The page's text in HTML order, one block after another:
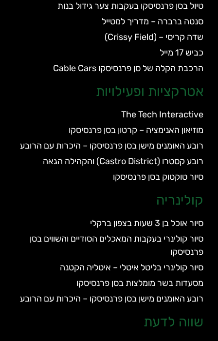
טיול בסן פרנסיסקו בעקבות צער גידול בנות
סנטה ברברה – מדריך למטייל
שדה קריסי – (Crissy Field)
כביש 17 מייל
הרכבת הקלה של סן פרנסיסקו Cable Cars
אטרקציות ופעילויות
The Tech Interactive
מוזיאון האנימציה – קרטון בסן פרנסיסקו
רובע האומנים מישן בסן פרנסיסקו – היכרות עם הרובע
רובע קסטרו (Castro District) והקהילה הגאה
סיור טוקטוק בסן פרנסיסקו
קולינריה
סיור אוכל בן 3 שעות בצפון ברקלי
סיור קולינרי בעקבות המאכלים הסודיים והשווים בסן
פרנסיסקו
סיור קולינרי בליטל איטלי – איטליה הקטנה
מסעדות בשר מומלצות בסן פרנסיסקו
רובע האומנים מישן בסן פרנסיסקו – היכרות עם הרובע
שווה לדעת